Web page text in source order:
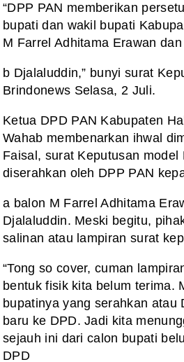
“DPP PAN memberikan
bupati dan wakil bupati
M Farrel Adhitama Erawan
b Djalaluddin,” bunyi surat
Brindonews Selasa, 2 Juli.
Ketua DPD PAN Kabupaten
Wahab membenarkan ihwal
Faisal, surat Keputusan model
diserahkan oleh DPP PAN
a balon M Farrel Adhitama
Djalaluddin. Meski begitu,
salinan atau lampiran surat
“Tong so cover, cuman
bentuk fisik kita belum terima.
bupatinya yang serahkan atau
baru ke DPD. Jadi kita
sejauh ini dari calon bupati
DPD